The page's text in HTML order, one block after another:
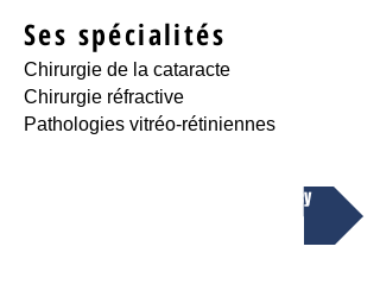
Ses spécialités
Chirurgie de la cataracte
Chirurgie réfractive
Pathologies vitréo-rétiniennes
. Centre Ophtalmologique PointVision Annecy